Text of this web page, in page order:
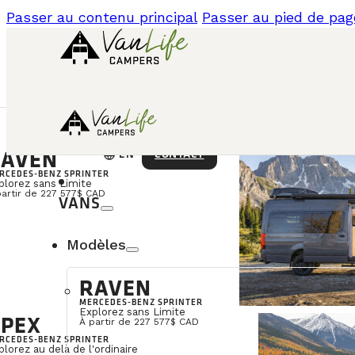
Passer au contenu principal Passer au pied de
BENZ SPRINTER
sans Limite
de 227 577$ CAD
BENZ SPRINTER
au delà de l'ordinaire
languageEN CONTACT
VANS
Modèles
RAVEN
MERCEDES-BENZ SPRINTER
Explorez sans Limite
À partir de 227 577$ CAD